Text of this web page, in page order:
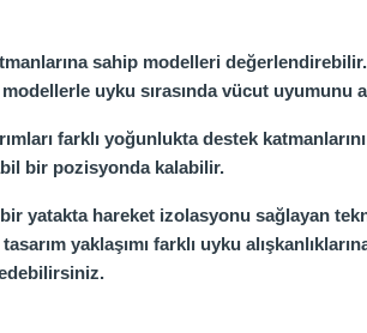
sahip modelleri değerlendirebilir.
uyku sırasında vücut uyumunu
farklı yoğunlukta destek
bir pozisyonda kalabilir.
yatakta hareket izolasyonu sağlayan
yaklaşımı farklı uyku